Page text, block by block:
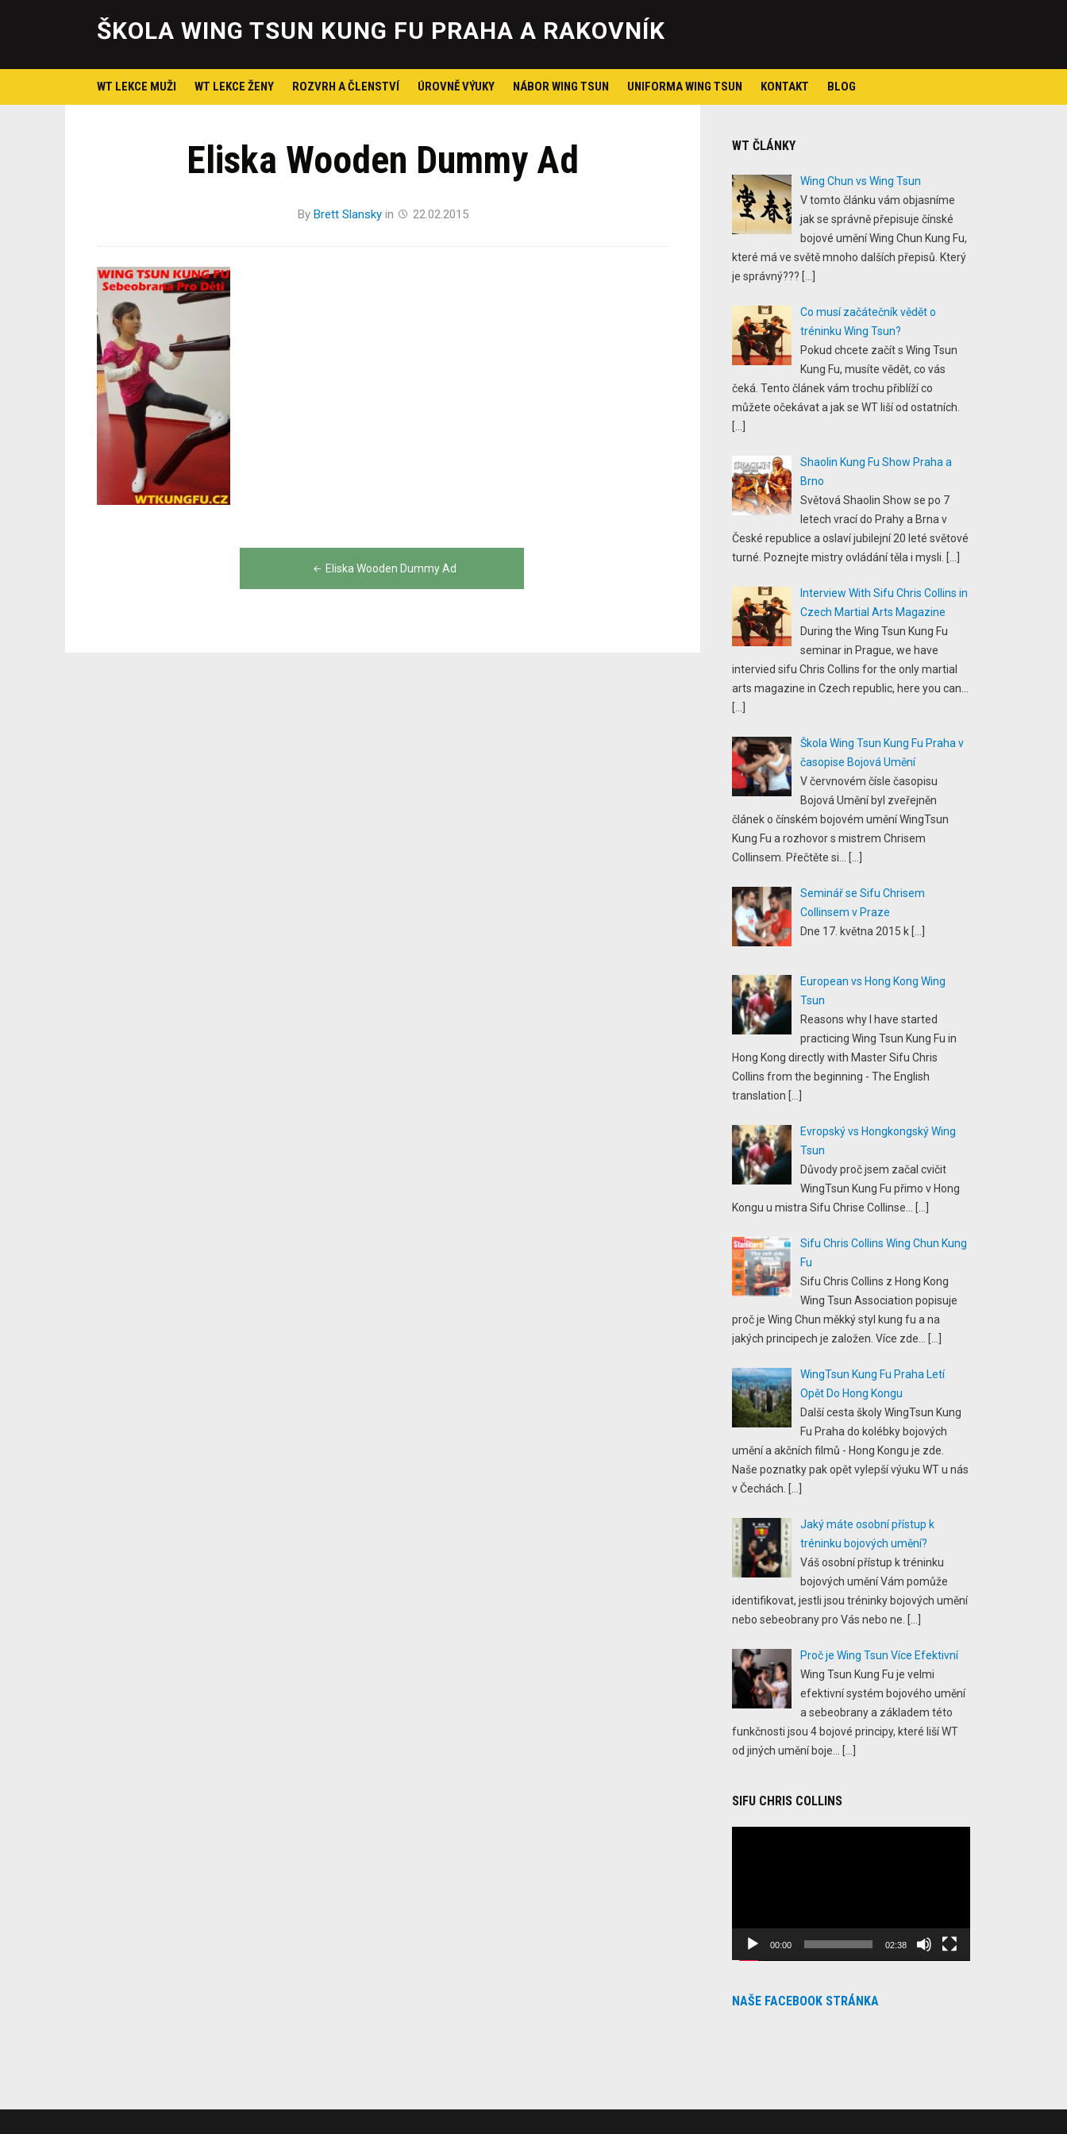
content
ŠKOLA WING TSUN KUNG FU PRAHA A RAKOVNÍK
WT LEKCE MUŽI WT LEKCE ŽENY ROZVRH A ČLENSTVÍ ÚROVNĚ VÝUKY NÁBOR WING TSUN UNIFORMA WING TSUN KONTAKT BLOG
Eliska Wooden Dummy Ad
By Brett Slanskyin 22.02.2015
Eliska Wooden Dummy Ad
WT ČLÁNKY
Wing Chun vs Wing Tsun
V tomto článku vám objasníme
jak se správně přepisuje čínské
bojové umění Wing Chun Kung Fu,
které má ve světě mnoho dalších přepisů. Který
je správný???
Co musí začátečník vědět o
tréninku Wing Tsun?
Pokud chcete začít s Wing Tsun
Kung Fu, musíte vědět, co vás
čeká. Tento článek vám trochu přiblíží co
můžete očekávat a jak se WT liší od ostatních.
Shaolin Kung Fu Show Praha a
Brno
Světová Shaolin Show se po 7
letech vrací do Prahy a Brna v
České republice a oslaví jubilejní 20 leté světové
turné. Poznejte mistry ovládání těla i mysli.
Interview With Sifu Chris Collins in
Czech Martial Arts Magazine
During the Wing Tsun Kung Fu
seminar in Prague, we have
intervied sifu Chris Collins for the only martial
arts magazine in Czech republic, here you can...
Škola Wing Tsun Kung Fu Praha v
časopise Bojová Umění
V červnovém čísle časopisu
Bojová Umění byl zveřejněn
článek o čínském bojovém umění WingTsun
Kung Fu a rozhovor s mistrem Chrisem
Collinsem. Přečtěte si...
Seminář se Sifu Chrisem
Collinsem v Praze
Dne 17. května 2015 k
European vs Hong Kong Wing
Tsun
Reasons why I have started
practicing Wing Tsun Kung Fu in
Hong Kong directly with Master Sifu Chris
Collins from the beginning - The English
translation
Evropský vs Hongkongský Wing
Tsun
Důvody proč jsem začal cvičit
WingTsun Kung Fu přimo v Hong
Kongu u mistra Sifu Chrise Collinse...
Sifu Chris Collins Wing Chun Kung
Fu
Sifu Chris Collins z Hong Kong
Wing Tsun Association popisuje
proč je Wing Chun měkký styl kung fu a na
jakých principech je založen. Více zde...
WingTsun Kung Fu Praha Letí
Opět Do Hong Kongu
Další cesta školy WingTsun Kung
Fu Praha do kolébky bojových
umění a akčních filmů - Hong Kongu je zde.
Naše poznatky pak opět vylepší výuku WT u nás
v Čechách.
Jaký máte osobní přístup k
tréninku bojových umění?
Váš osobní přístup k tréninku
bojových umění Vám pomůže
identifikovat, jestli jsou tréninky bojových umění
nebo sebeobrany pro Vás nebo ne.
Proč je Wing Tsun Více Efektivní
Wing Tsun Kung Fu je velmi
efektivní systém bojového umění
a sebeobrany a základem této
funkčnosti jsou 4 bojové principy, které liší WT
od jiných umění boje...
SIFU CHRIS COLLINS
00:00 02:38
NAŠE FACEBOOK STRÁNKA